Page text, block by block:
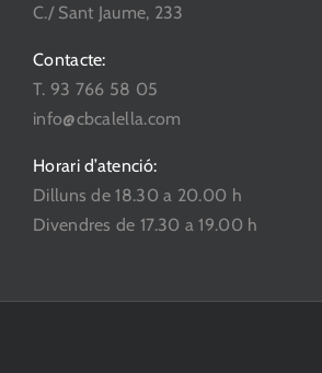
C./ Sant Jaume, 233
Contacte:
T. 93 766 58 05
info@cbcalella.com
Horari d’atenció:
Dilluns de 18.30 a 20.00 h
Divendres de 17.30 a 19.00 h